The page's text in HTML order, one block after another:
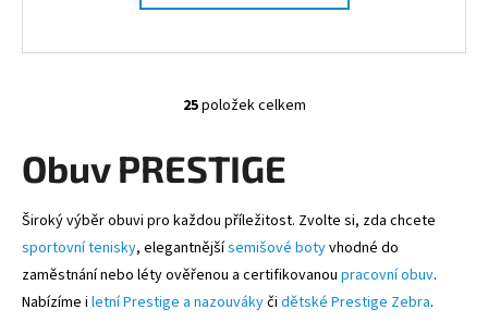
O
l
á
d
c
í
p
25položek celkem
Obuv PRESTIGE
Široký výběr obuvi pro každou příležitost. Zvolte si, zda chcete
sportovní tenisky, elegantnějšísemišové botyvhodné do
zaměstnání nebo léty ověřenou a certifikovanou pracovní obuv.
Nabízíme i letní Prestige a nazouvákyči dětské Prestige Zebra.